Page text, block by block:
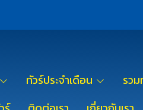
ทัวร์ประจำเดือน
รว